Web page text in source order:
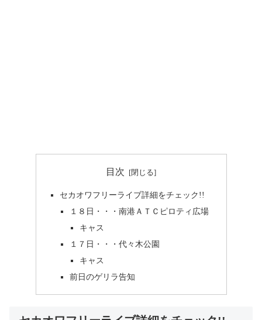
目次
セカオワフリーライブ詳細をチェック!!
１８日・・・南港ＡＴＣピロティ広場
キャス
１７日・・・代々木公園
キャス
前日のゲリラ告知